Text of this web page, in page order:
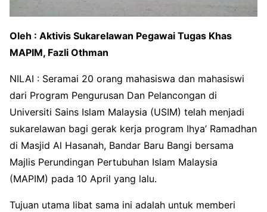
Oleh : Aktivis Sukarelawan Pegawai Tugas Khas
MAPIM, Fazli Othman
NILAI : Seramai 20 orang mahasiswa dan mahasiswi
dari Program Pengurusan Dan Pelancongan di
Universiti Sains Islam Malaysia (USIM) telah menjadi
sukarelawan bagi gerak kerja program Ihya’ Ramadhan
di Masjid Al Hasanah, Bandar Baru Bangi bersama
Majlis Perundingan Pertubuhan Islam Malaysia
(MAPIM) pada 10 April yang lalu.
Tujuan utama libat sama ini adalah untuk memberi